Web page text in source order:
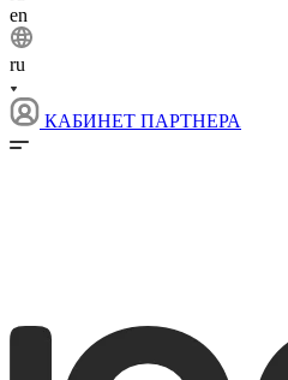
en
ru
КАБИНЕТ ПАРТНЕРА